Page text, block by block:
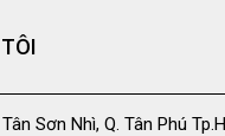
Sơn Nhì, Q. Tân Phú